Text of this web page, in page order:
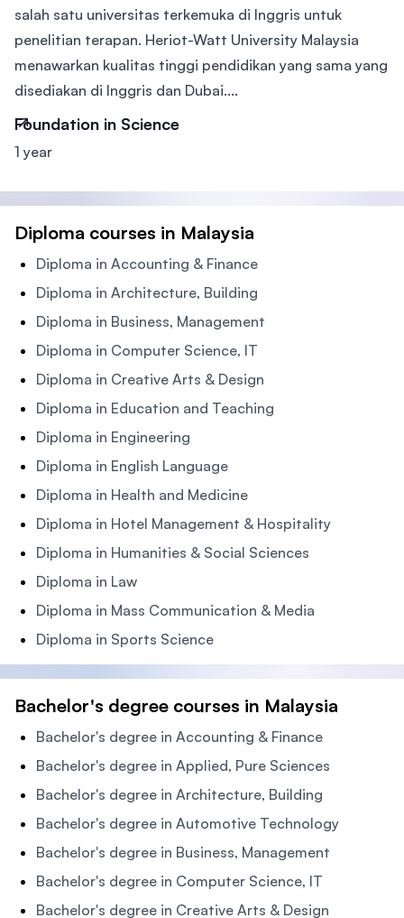
salah satu universitas terkemuka di Inggris untuk
penelitian terapan. Heriot-Watt University Malaysia
menawarkan kualitas tinggi pendidikan yang sama yang
disediakan di Inggris dan Dubai....
Foundation in Science
1 year
Diploma courses in Malaysia
Diploma in Accounting & Finance
Diploma in Architecture, Building
Diploma in Business, Management
Diploma in Computer Science, IT
Diploma in Creative Arts & Design
Diploma in Education and Teaching
Diploma in Engineering
Diploma in English Language
Diploma in Health and Medicine
Diploma in Hotel Management & Hospitality
Diploma in Humanities & Social Sciences
Diploma in Law
Diploma in Mass Communication & Media
Diploma in Sports Science
Bachelor's degree courses in Malaysia
Bachelor's degree in Accounting & Finance
Bachelor's degree in Applied, Pure Sciences
Bachelor's degree in Architecture, Building
Bachelor's degree in Automotive Technology
Bachelor's degree in Business, Management
Bachelor's degree in Computer Science, IT
Bachelor's degree in Creative Arts & Design